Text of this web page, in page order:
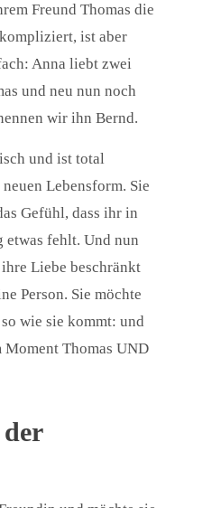
Freund Thomas die
ist aber
Anna liebt zwei
und neu nun noch
wir ihn Bernd.
und ist total
Lebensform. Sie
Gefühl, dass ihr in
etwas fehlt. Und nun
Liebe beschränkt
Person. Sie möchte
wie sie kommt: und
Moment Thomas UND